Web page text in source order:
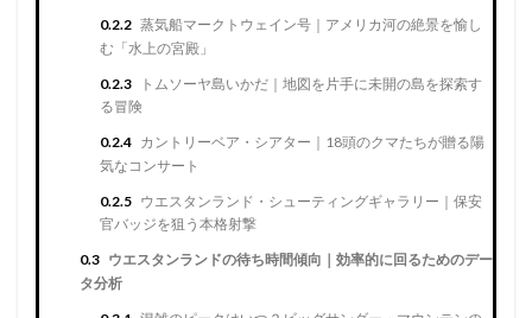
0.2.2 蒸気船マークトウェイン号｜アメリカ河の絶景を愉し
む「水上の宮殿」
0.2.3
トムソーヤ島いかだ｜地図を片手に未開の島を探索す
る冒険
0.2.4 カントリーベア・シアター｜18頭のクマたちが贈る陽
気なコンサート
0.2.5 ウエスタンランド・シューティングギャラリー｜保安
官バッジを狙う本格射撃
0.3 ウエスタンランドの待ち時間傾向｜効率的に回るためのデー
タ分析